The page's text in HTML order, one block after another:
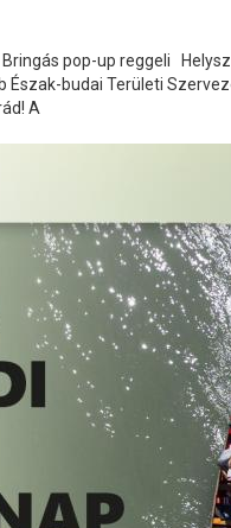
Bringás pop-up reggeli
Észak-budai Területi
A